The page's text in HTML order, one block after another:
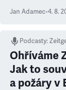
známe jména
Jan Adamec•4. 8.
Podcasty:
Ohříváme
Jak to
a požáry v